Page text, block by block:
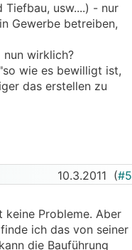
usw....) - nur
Gewerbe betreiben,
wirklich?
wie es bewilligt ist,
das erstellen zu
10.3.2011 (#5
Probleme. Aber
ich das von seiner
die Bauführung